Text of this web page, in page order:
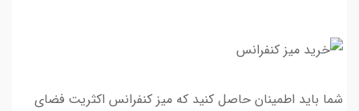
شما باید اطمینان حاصل کنید که میز کنفرانس اکثریت فضای